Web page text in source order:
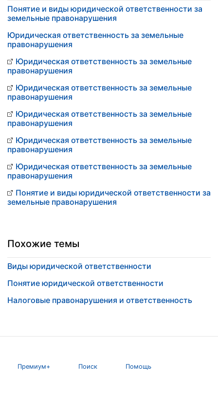
Понятие и виды юридической ответственности за
земельные правонарушения
Юридическая ответственность за земельные
правонарушения
Юридическая ответственность за земельные
правонарушения
Юридическая ответственность за земельные
правонарушения
Юридическая ответственность за земельные
правонарушения
Юридическая ответственность за земельные
правонарушения
Юридическая ответственность за земельные
правонарушения
Понятие и виды юридической ответственности за
земельные правонарушения
Похожие темы
Виды юридической ответственности
Понятие юридической ответственности
Налоговые правонарушения и ответственность
Премиум+ Поиск Помощь